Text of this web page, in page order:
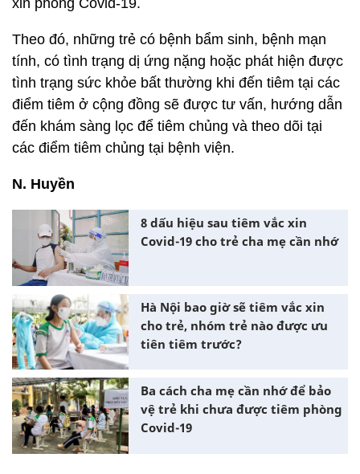
xin phòng Covid-19.
Theo đó, những trẻ có bệnh bẩm sinh, bệnh mạn
tính, có tình trạng dị ứng nặng hoặc phát hiện được
tình trạng sức khỏe bất thường khi đến tiêm tại các
điểm tiêm ở cộng đồng sẽ được tư vấn, hướng dẫn
đến khám sàng lọc để tiêm chủng và theo dõi tại
các điểm tiêm chủng tại bệnh viện.
N. Huyền
8 dấu hiệu sau tiêm vắc xin
Covid-19 cho trẻ cha mẹ cần nhớ
Hà Nội bao giờ sẽ tiêm vắc xin
cho trẻ, nhóm trẻ nào được ưu
tiên tiêm trước?
Ba cách cha mẹ cần nhớ để bảo
vệ trẻ khi chưa được tiêm phòng
Covid-19